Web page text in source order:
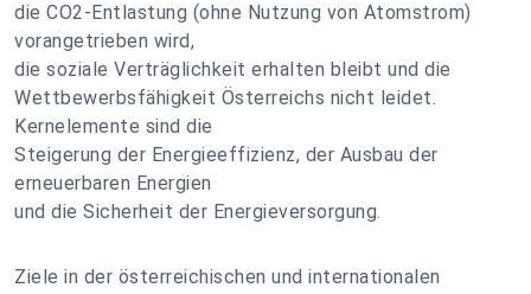
die CO2-Entlastung (ohne Nutzung von Atomstrom)
vorangetrieben wird,
die soziale Verträglichkeit erhalten bleibt und die
Wettbewerbsfähigkeit Österreichs nicht leidet.
Kernelemente sind die
Steigerung der Energieeffizienz, der Ausbau der
erneuerbaren Energien
und die Sicherheit der Energieversorgung.
Ziele in der österreichischen und internationalen